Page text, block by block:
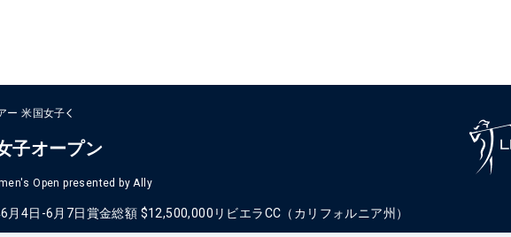
ー 米国女子
子オープン
Open presented by Ally
月4日-6月7日賞金総額 $12,500,000 リビエラCC（カリフォルニア州）